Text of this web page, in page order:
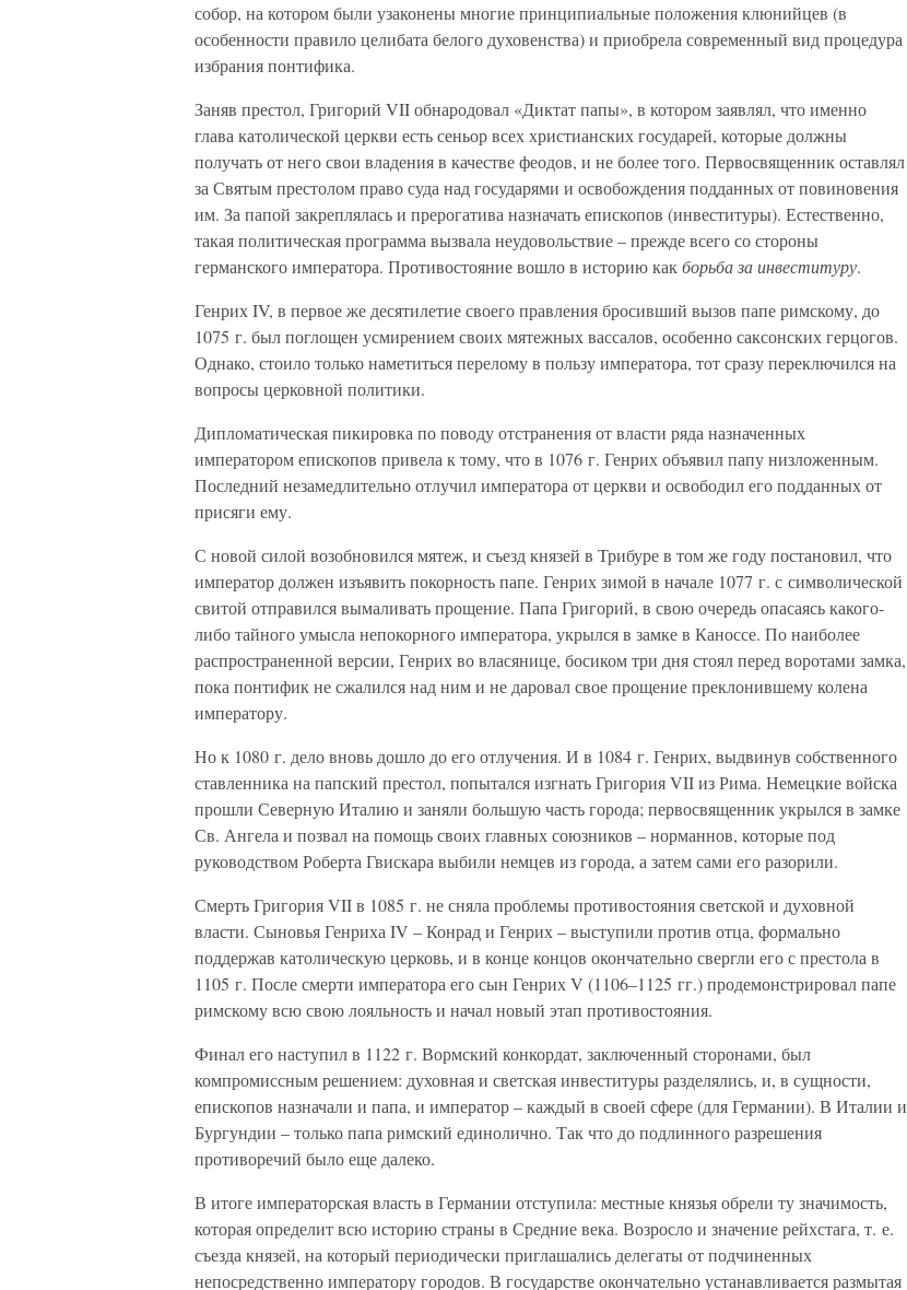
собор, на котором были узаконены многие принципиальные положения клюнийцев (в
особенности правило целибата белого духовенства) и приобрела современный вид процедура
избрания понтифика.
Заняв престол, Григорий VII обнародовал «Диктат папы», в котором заявлял, что именно
глава католической церкви есть сеньор всех христианских государей, которые должны
получать от него свои владения в качестве феодов, и не более того. Первосвященник оставлял
за Святым престолом право суда над государями и освобождения подданных от повиновения
им. За папой закреплялась и прерогатива назначать епископов (инвеституры). Естественно,
такая политическая программа вызвала неудовольствие – прежде всего со стороны
германского императора. Противостояние вошло в историю какборьба за инвеституру.
Генрих IV, в первое же десятилетие своего правления бросивший вызов папе римскому, до
1075 г. был поглощен усмирением своих мятежных вассалов, особенно саксонских герцогов.
Однако, стоило только наметиться перелому в пользу императора, тот сразу переключился на
вопросы церковной политики.
Дипломатическая пикировка по поводу отстранения от власти ряда назначенных
императором епископов привела к тому, что в 1076 г. Генрих объявил папу низложенным.
Последний незамедлительно отлучил императора от церкви и освободил его подданных от
присяги ему.
С новой силой возобновился мятеж, и съезд князей в Трибуре в том же году постановил, что
император должен изъявить покорность папе. Генрих зимой в начале 1077 г. с символической
свитой отправился вымаливать прощение. Папа Григорий, в свою очередь опасаясь какого-
либо тайного умысла непокорного императора, укрылся в замке в Каноссе. По наиболее
распространенной версии, Генрих во власянице, босиком три дня стоял перед воротами замка,
пока понтифик не сжалился над ним и не даровал свое прощение преклонившему колена
императору.
Но к 1080 г. дело вновь дошло до его отлучения. И в 1084 г. Генрих, выдвинув собственного
ставленника на папский престол, попытался изгнать Григория VII из Рима. Немецкие войска
прошли Северную Италию и заняли большую часть города; первосвященник укрылся в замке
Св. Ангела и позвал на помощь своих главных союзников – норманнов, которые под
руководством Роберта Гвискара выбили немцев из города, а затем сами его разорили.
Смерть Григория VII в 1085 г. не сняла проблемы противостояния светской и духовной
власти. Сыновья Генриха IV – Конрад и Генрих – выступили против отца, формально
поддержав католическую церковь, и в конце концов окончательно свергли его с престола в
1105 г. После смерти императора его сын Генрих V (1106–1125 гг.) продемонстрировал папе
римскому всю свою лояльность и начал новый этап противостояния.
Финал его наступил в 1122 г. Вормский конкордат, заключенный сторонами, был
компромиссным решением: духовная и светская инвеституры разделялись, и, в сущности,
епископов назначали и папа, и император – каждый в своей сфере (для Германии). В Италии и
Бургундии – только папа римский единолично. Так что до подлинного разрешения
противоречий было еще далеко.
В итоге императорская власть в Германии отступила: местные князья обрели ту значимость,
которая определит всю историю страны в Средние века. Возросло и значение рейхстага, т. е.
съезда князей, на который периодически приглашались делегаты от подчиненных
непосредственно императору городов. В государстве окончательно устанавливается размытая